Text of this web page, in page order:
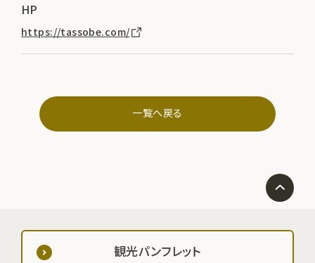
HP
https://tassobe.com/
一覧へ戻る
観光パンフレット